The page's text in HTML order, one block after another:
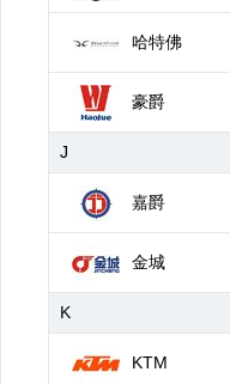
哈特佛
豪爵
J
嘉爵
金城
K
KTM